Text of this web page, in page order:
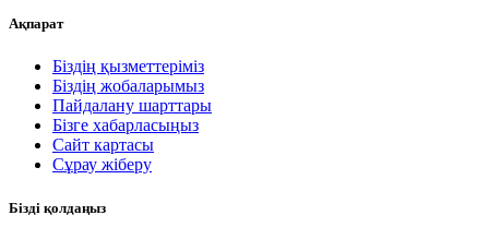
Ақпарат
Біздің қызметтеріміз
Біздің жобаларымыз
Пайдалану шарттары
Бізге хабарласыңыз
Сайт картасы
Сұрау жіберу
Бізді қолдаңыз